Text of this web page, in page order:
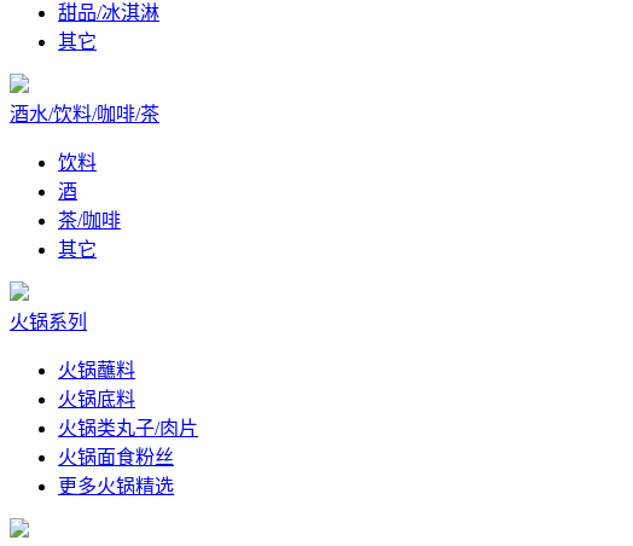
甜品/冰淇淋
其它
酒水/饮料/咖啡/茶
饮料
酒
茶/咖啡
其它
火锅系列
火锅蘸料
火锅底料
火锅类丸子/肉片
火锅面食粉丝
更多火锅精选